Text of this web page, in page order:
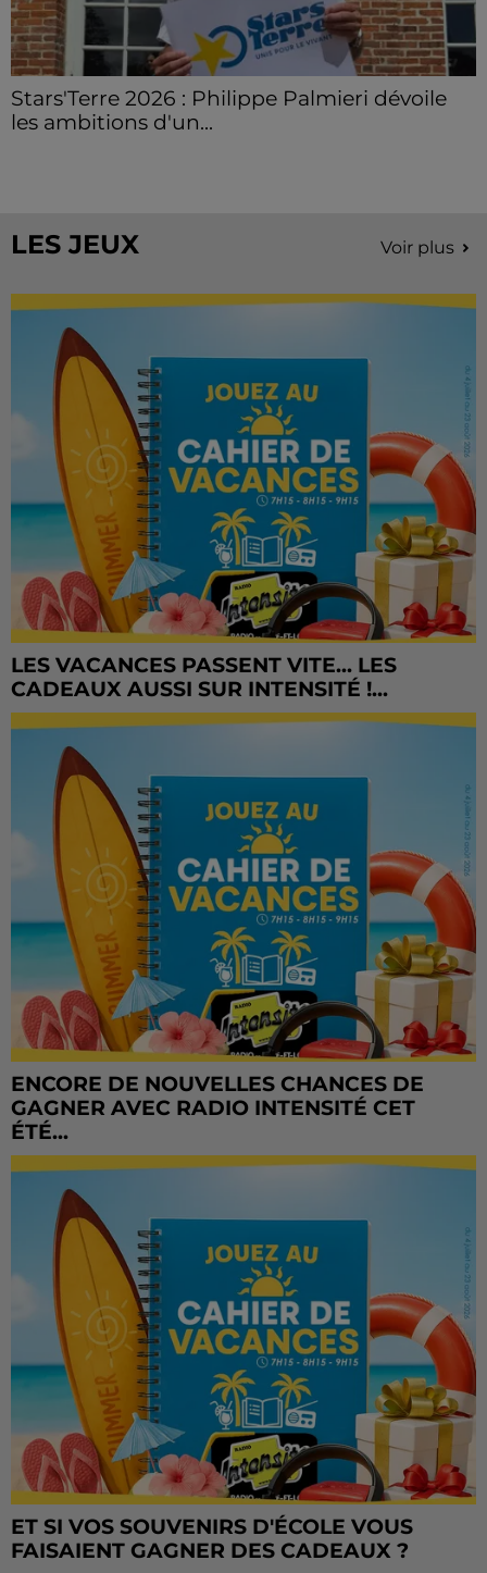
Stars'Terre 2026 : Philippe Palmieri dévoile
les ambitions d'un...
LES JEUX Voir plus
LES VACANCES PASSENT VITE... LES
CADEAUX AUSSI SUR INTENSITÉ !...
ENCORE DE NOUVELLES CHANCES DE
GAGNER AVEC RADIO INTENSITÉ CET
ÉTÉ...
ET SI VOS SOUVENIRS D'ÉCOLE VOUS
FAISAIENT GAGNER DES CADEAUX ?